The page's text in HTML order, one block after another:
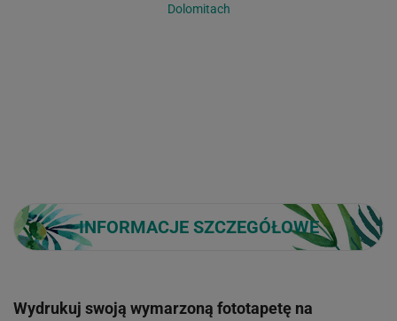
Dolomitach
INFORMACJE SZCZEGÓŁOWE
Wydrukuj swoją wymarzoną fototapetę na